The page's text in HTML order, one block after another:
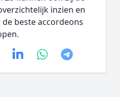
inzien en
beste accordeons
linkedinwhatsapp
telegram